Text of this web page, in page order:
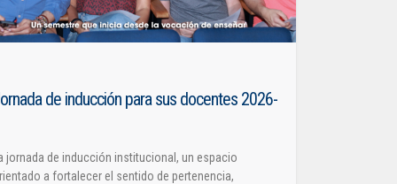
de inducción para sus docentes 2026-
jornada de inducción institucional, un espacio
a fortalecer el sentido de pertenencia,